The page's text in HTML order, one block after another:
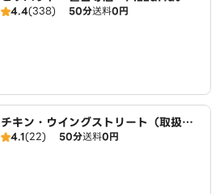
4.4(338) 50分送料0円
チキン・ウイングストリート（取扱：
ピザハット甚目寺店）
4.1(22) 50分送料0円